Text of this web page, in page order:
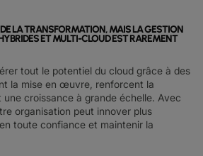
LA TRANSFORMATION, MAIS LA GESTION
ET MULTI-CLOUD EST RAREMENT
tout le potentiel du cloud grâce à des
la mise en œuvre, renforcent la
croissance à grande échelle. Avec
organisation peut innover plus
toute confiance et maintenir la